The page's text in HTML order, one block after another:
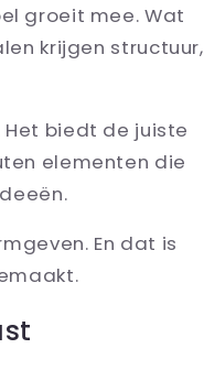
groeit mee. Wat
krijgen structuur,
biedt de juiste
elementen die
En dat is